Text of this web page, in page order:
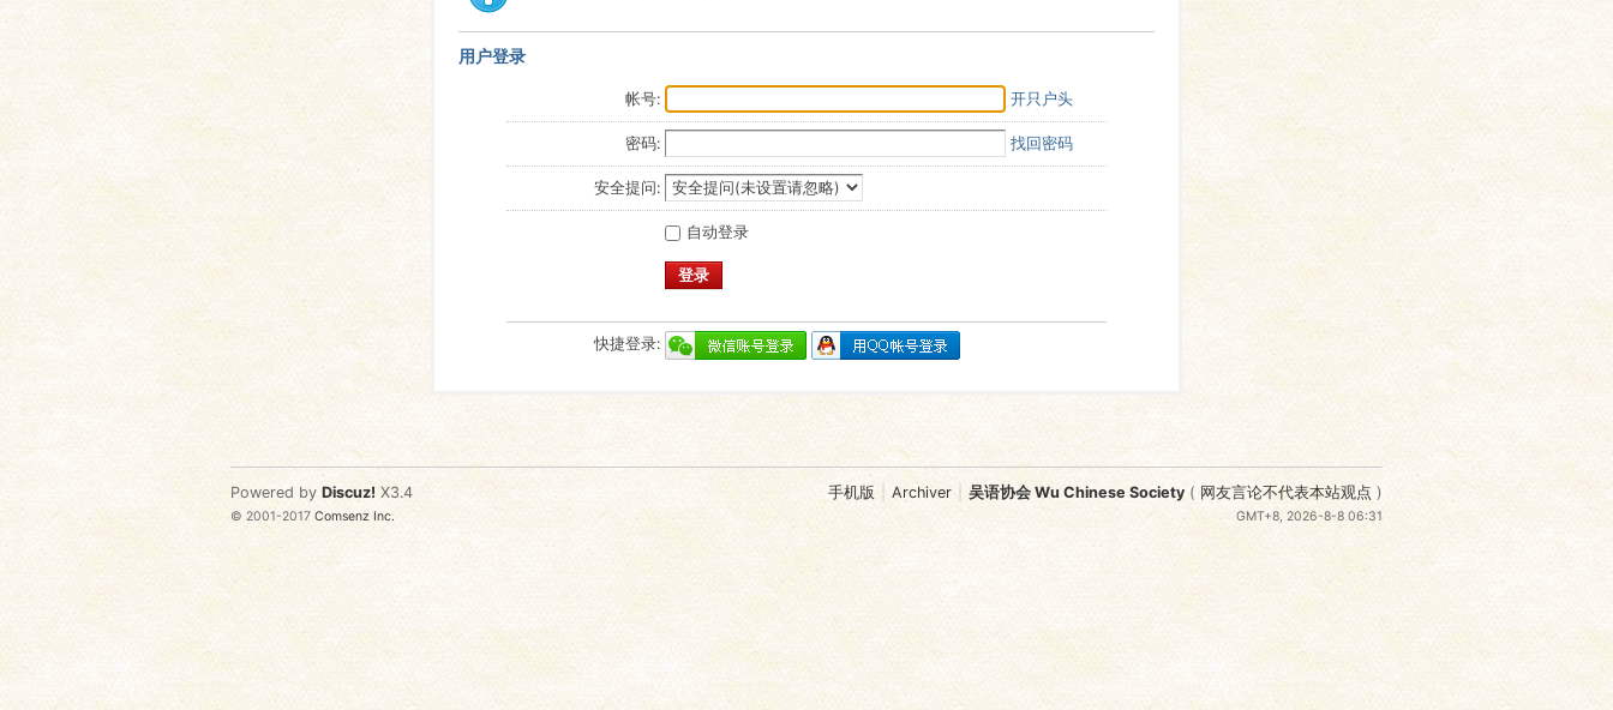
用户登录
帐号: 开只户头
密码: 找回密码
安全提问:
自动登录
登录
快捷登录:
手机版 Archiver 吴语协会 Wu Chinese Society ( 网友言论不代表本站观点 )
GMT+8, 2026-8-8 06:31
Powered by Discuz! X3.4
© 2001-2017Comsenz Inc.